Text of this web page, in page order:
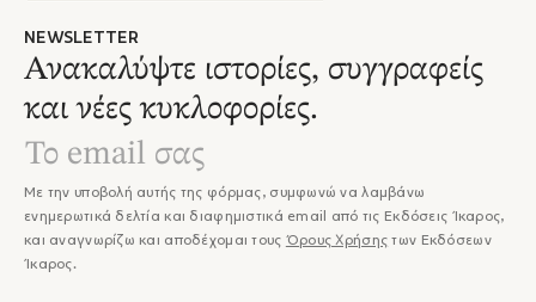
NEWSLETTER
Ανακαλύψτε ιστορίες, συγγραφείς
και νέες κυκλοφορίες.
Με την υποβολή αυτής της φόρμας, συμφωνώ να λαμβάνω
ενημερωτικά δελτία και διαφημιστικά email από τις Εκδόσεις Ίκαρος,
και αναγνωρίζω και αποδέχομαι τους Όρους Χρήσης των Εκδόσεων
Ίκαρος.